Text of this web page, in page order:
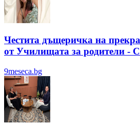
Честита дъщеричка на
от Училищата за родители -
9meseca.bg